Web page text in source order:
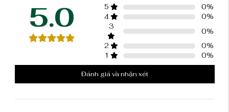
5.0 5 0%
4
0%
3
0%
2
0%
1
0%
Đánh giá và nhận xét